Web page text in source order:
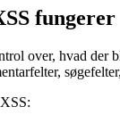
fungerer
over, hvad der